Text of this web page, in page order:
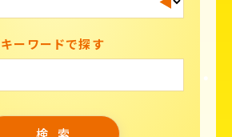
キーワードで探す